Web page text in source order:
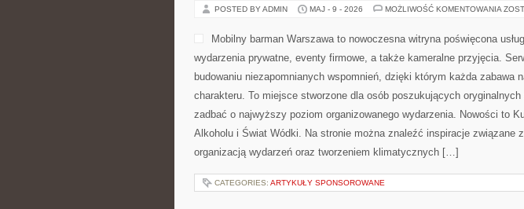
POSTED BY ADMIN MAJ - 9 - 2026 MOŻLIWOŚĆ KOMENTOWANIA
Mobilny barman Warszawa to nowoczesna witryna poświęcona
wydarzenia prywatne, eventy firmowe, a także kameralne przyjęcia.
budowaniu niezapomnianych wspomnień, dzięki którym każda zabawa
charakteru. To miejsce stworzone dla osób poszukujących
zadbać o najwyższy poziom organizowanego wydarzenia. Nowości to
Alkoholu i Świat Wódki. Na stronie można znaleźć inspiracje związane
organizacją wydarzeń oraz tworzeniem klimatycznych […]
CATEGORIES: ARTYKUŁY SPONSOROWANE